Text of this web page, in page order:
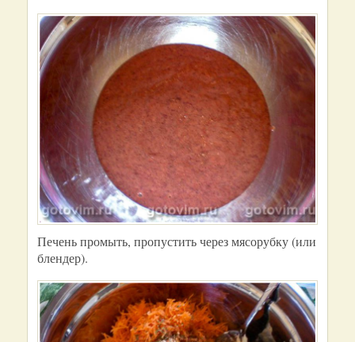
Печень промыть, пропустить через мясорубку (или
блендер).